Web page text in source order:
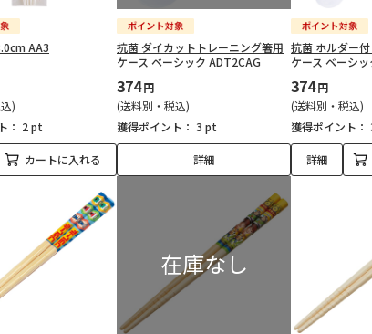
AA3
)
： 2 pt
カートに入れる
抗菌 ダイカットトレーニング箸用
ケース ベーシック ADT2CAG
374円
(送料別・税込)
獲得ポイント： 3 pt
詳細
抗菌 ホルダー
ケース ベーシ
374円
(送料別・税込)
獲得ポイント：
詳細